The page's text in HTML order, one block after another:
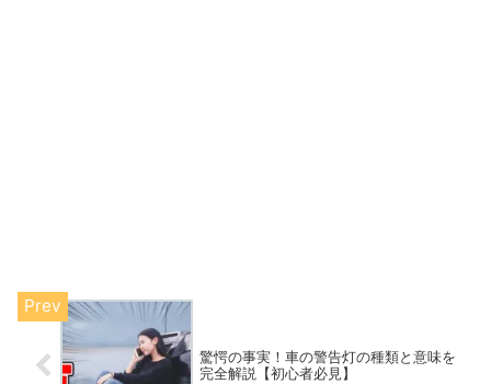
驚愕の事実！車の警告灯の種類と意味を
完全解説【初心者必見】